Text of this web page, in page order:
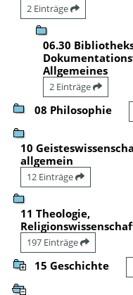
2 Einträge
06.30
Allgemeines
2 Einträge
08 Philosophie
10
allgemein
12 Einträge
11 Theologie,
197 Einträge
15 Geschichte